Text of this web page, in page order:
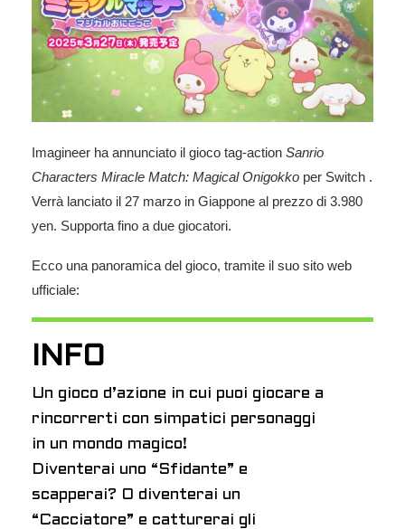
Imagineer ha annunciato il gioco tag-action Sanrio
Characters Miracle Match: Magical Onigokko per Switch .
Verrà lanciato il 27 marzo in Giappone al prezzo di 3.980
yen. Supporta fino a due giocatori.
Ecco una panoramica del gioco, tramite il suo sito web
ufficiale:
INFO
Un gioco d’azione in cui puoi giocare a
rincorrerti con simpatici personaggi
in un mondo magico!
Diventerai uno “Sfidante” e
scapperai? O diventerai un
“Cacciatore” e catturerai gli